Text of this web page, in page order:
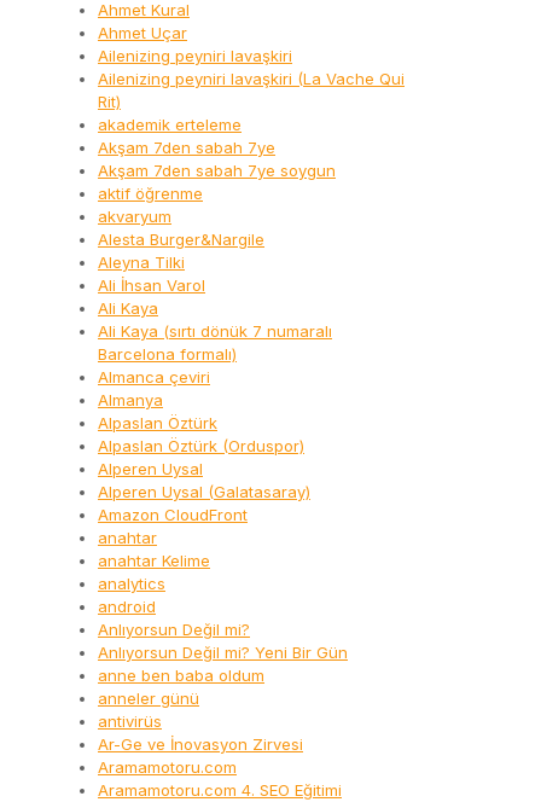
Ahmet Kural
Ahmet Uçar
Ailenizing peyniri lavaşkiri
Ailenizing peyniri lavaşkiri (La Vache Qui
Rit)
akademik erteleme
Akşam 7den sabah 7ye
Akşam 7den sabah 7ye soygun
aktif öğrenme
akvaryum
Alesta Burger&Nargile
Aleyna Tilki
Ali İhsan Varol
Ali Kaya
Ali Kaya (sırtı dönük 7 numaralı
Barcelona formalı)
Almanca çeviri
Almanya
Alpaslan Öztürk
Alpaslan Öztürk (Orduspor)
Alperen Uysal
Alperen Uysal (Galatasaray)
Amazon CloudFront
anahtar
anahtar Kelime
analytics
android
Anlıyorsun Değil mi?
Anlıyorsun Değil mi? Yeni Bir Gün
anne ben baba oldum
anneler günü
antivirüs
Ar-Ge ve İnovasyon Zirvesi
Aramamotoru.com
Aramamotoru.com 4. SEO Eğitimi